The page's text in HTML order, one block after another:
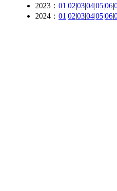
2023： 01 |02|03|04|05|06|
2024： 01 |02|03|04|05|06|